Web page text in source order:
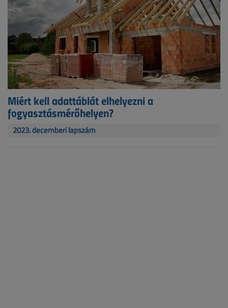
Miért kell adattáblát elhelyezni a
fogyasztásmérőhelyen?
2023. decemberi lapszám